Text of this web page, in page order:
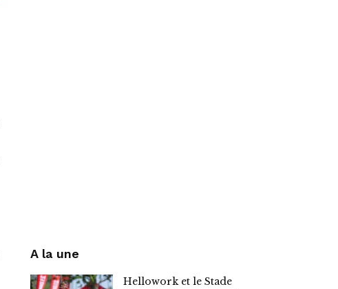
A la une
Hellowork et le Stade